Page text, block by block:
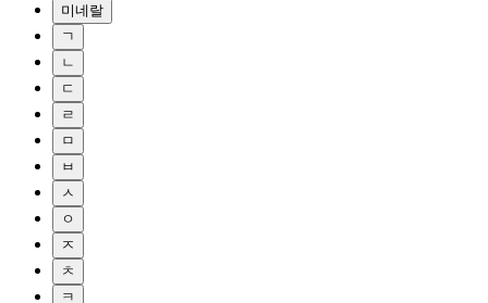
미네랄
ㄱ
ㄴ
ㄷ
ㄹ
ㅁ
ㅂ
ㅅ
ㅇ
ㅈ
ㅊ
ㅋ